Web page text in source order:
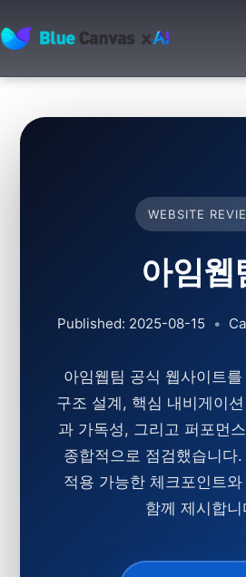
BLUECANVAS
WEBSITE
아임웹
Published: 2025-08-15 •
아임웹팀 공식 웹사이트
구조 설계, 핵심 내비게이
과 가독성, 그리고 퍼포먼
종합적으로 점검했습니다
적용 가능한 체크포인트
함께 제시합니